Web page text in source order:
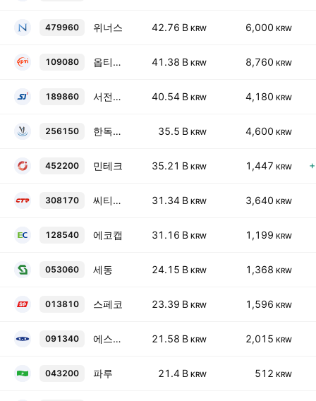
479960 위너스 42.76 B KRW 6,000 KRW
109080 옵티시스 41.38 B KRW 8,760 KRW
189860 서전기전 40.54 B KRW 4,180 KRW
256150 한독크린텍 35.5 B KRW 4,600 KRW
452200 민테크 35.21 B KRW 1,447 KRW
308170 씨티알모빌리티보통주 31.34 B KRW 3,640 KRW
128540 에코캡 31.16 B KRW 1,199 KRW
053060 세동 24.15 B KRW 1,368 KRW
013810 스페코 23.39 B KRW 1,596 KRW
091340 에스엔케이폴리텍 21.58 B KRW 2,015 KRW
043200 파루 21.4 B KRW 512 KRW